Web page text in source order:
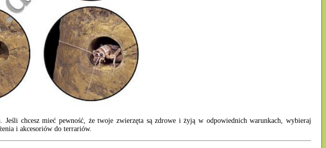
chcesz mieć pewność, że twoje zwierzęta są zdrowe i żyją w odpowiednich warunkach, wybieraj
i akcesoriów do terrariów.